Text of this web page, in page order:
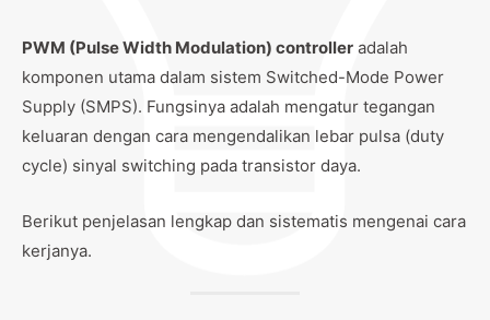
PWM (Pulse Width Modulation) controller adalah
komponen utama dalam sistem Switched-Mode Power
Supply (SMPS). Fungsinya adalah mengatur tegangan
keluaran dengan cara mengendalikan lebar pulsa (duty
cycle) sinyal switching pada transistor daya.
Berikut penjelasan lengkap dan sistematis mengenai cara
kerjanya.